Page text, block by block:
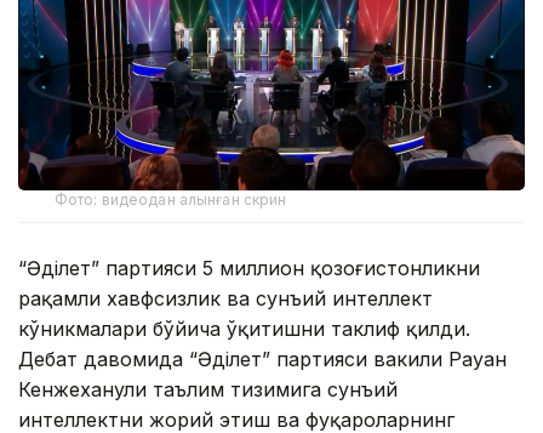
Фото: видеодан алынған скрин
“Әділет” партияси 5 миллион қозоғистонликни
рақамли хавфсизлик ва сунъий интеллект
кўникмалари бўйича ўқитишни таклиф қилди.
Дебат давомида “Әділет” партияси вакили Рауан
Кенжеханули таълим тизимига сунъий
интеллектни жорий этиш ва фуқароларнинг